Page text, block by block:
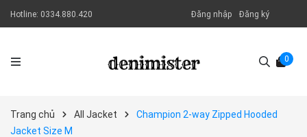
Hotline: 0334.880.420 Đăng nhập Đăng ký
0
Trang chủ All Jacket
Champion 2-way Zipped Hooded
Jacket Size M